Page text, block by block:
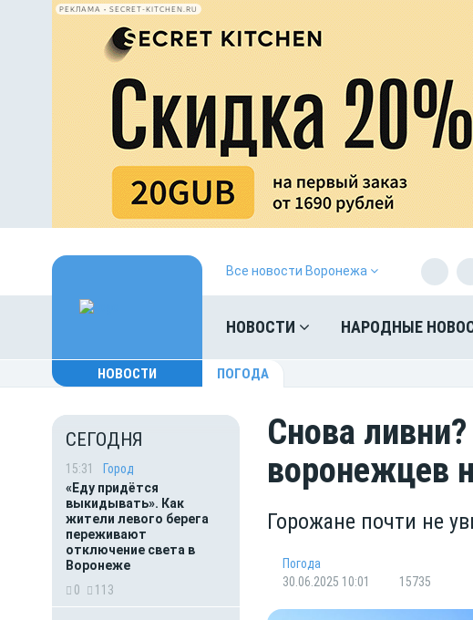
РЕКЛАМА • SECRET-KITCHEN.RU
Все новости Воронежа
НОВОСТИ НАРОДНЫЕ
НОВОСТИ ПОГОДА
СЕГОДНЯ
15:31
Город
«Еду придётся
выкидывать». Как
жители левого берега
переживают
отключение света в
Воронеже
0
113
Снова
воронежцев
Горожане почти не
Погода
30.06.2025 10:01
15735